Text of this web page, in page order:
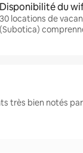
Disponibilité du
30 locations de
(Subotica)
très bien notés